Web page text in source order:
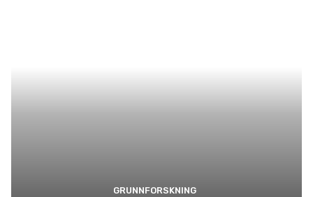
GRUNNFORSKNING